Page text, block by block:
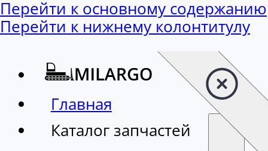
Перейти к основному содержанию
Перейти к нижнему колонтитулу
Главная
Каталог запчастей